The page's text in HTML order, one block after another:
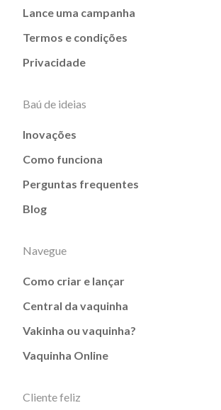
Lance uma campanha
Termos e condições
Privacidade
Baú de ideias
Inovações
Como funciona
Perguntas frequentes
Blog
Navegue
Como criar e lançar
Central da vaquinha
Vakinha ou vaquinha?
Vaquinha Online
Cliente feliz